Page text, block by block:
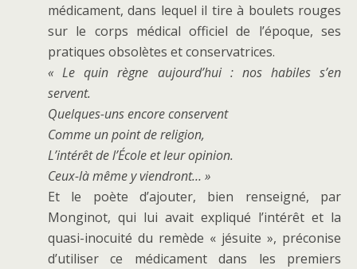
médicament, dans lequel il tire à boulets rouges
sur le corps médical officiel de l’époque, ses
pratiques obsolètes et conservatrices.
«Le quin règne aujourd’hui:nos habiles s’en
servent.
Quelques-uns encore conservent
Comme un point de religion,
L’intérêt de l’École et leur opinion.
Ceux-là même y viendront… »
Et le poète d’ajouter, bien renseigné, par
Monginot, qui lui avait expliqué l’intérêt et la
quasi-inocuité du remède « jésuite », préconise
d’utiliser ce médicament dans les premiers